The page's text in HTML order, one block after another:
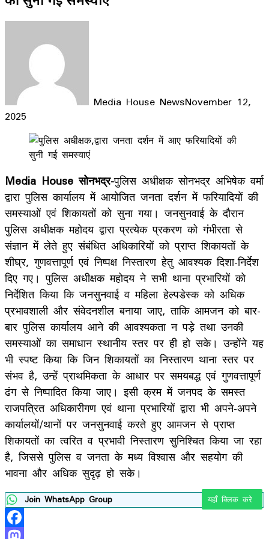
Media House NewsNovember 12,
2025
Facebook
LinkedIn
WhatsApp
Telegram
Media House सोनभद्र-पुलिस अधीक्षक सोनभद्र अभिषेक वर्मा
द्वारा पुलिस कार्यालय में आयोजित जनता दर्शन में फरियादियों की
समस्याओं एवं शिकायतों को सुना गया। जनसुनवाई के दौरान
पुलिस अधीक्षक महोदय द्वारा प्रत्येक प्रकरण को गंभीरता से
संज्ञान में लेते हुए संबंधित अधिकारियों को प्राप्त शिकायतों के
शीघ्र, गुणवत्तापूर्ण एवं निष्पक्ष निस्तारण हेतु आवश्यक दिशा-निर्देश
दिए गए। पुलिस अधीक्षक महोदय ने सभी थाना प्रभारियों को
निर्देशित किया कि जनसुनवाई व महिला हेल्पडेस्क को अधिक
प्रभावशाली और संवेदनशील बनाया जाए, ताकि आमजन को बार-
बार पुलिस कार्यालय आने की आवश्यकता न पड़े तथा उनकी
समस्याओं का समाधान स्थानीय स्तर पर ही हो सके। उन्होंने यह
भी स्पष्ट किया कि जिन शिकायतों का निस्तारण थाना स्तर पर
संभव है, उन्हें प्राथमिकता के आधार पर समयबद्ध एवं गुणवत्तापूर्ण
ढंग से निष्पादित किया जाए। इसी क्रम में जनपद के समस्त
राजपत्रित अधिकारीगण एवं थाना प्रभारियों द्वारा भी अपने-अपने
कार्यालयों/थानों पर जनसुनवाई करते हुए आमजन से प्राप्त
शिकायतों का त्वरित व प्रभावी निस्तारण सुनिश्चित किया जा रहा
है, जिससे पुलिस व जनता के मध्य विश्वास और सहयोग की
भावना और अधिक सुदृढ़ हो सके।
Join WhatsApp Group यहाँ क्लिक करे